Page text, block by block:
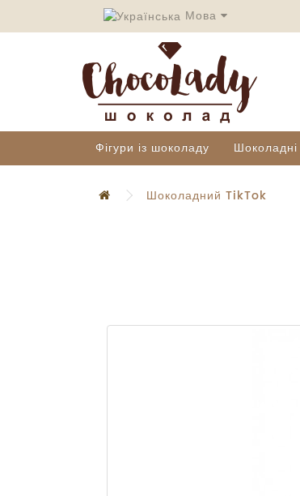
Мова
Фігури із шоколаду
Шоколадний TikTok